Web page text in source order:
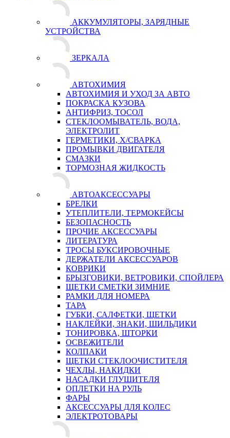
АККУМУЛЯТОРЫ, ЗАРЯДНЫЕ
УСТРОЙСТВА
ЗЕРКАЛА
АВТОХИМИЯ
АВТОХИМИЯ И УХОД ЗА АВТО
ПОКРАСКА КУЗОВА
АНТИФРИЗ, ТОСОЛ
СТЕКЛООМЫВАТЕЛЬ, ВОДА,
ЭЛЕКТРОЛИТ
ГЕРМЕТИКИ, Х/СВАРКА
ПРОМЫВКИ ДВИГАТЕЛЯ
СМАЗКИ
ТОРМОЗНАЯ ЖИДКОСТЬ
АВТОАКСЕССУАРЫ
БРЕЛКИ
УТЕПЛИТЕЛИ, ТЕРМОКЕЙСЫ
БЕЗОПАСНОСТЬ
ПРОЧИЕ АКСЕССУАРЫ
ЛИТЕРАТУРА
ТРОСЫ БУКСИРОВОЧНЫЕ
ДЕРЖАТЕЛИ АКСЕССУАРОВ
КОВРИКИ
БРЫЗГОВИКИ, ВЕТРОВИКИ, СПОЙЛЕРА
ЩЕТКИ СМЕТКИ ЗИМНИЕ
РАМКИ ДЛЯ НОМЕРА
ТАРА
ГУБКИ, САЛФЕТКИ, ЩЕТКИ
НАКЛЕЙКИ, ЗНАКИ, ШИЛЬДИКИ
ТОНИРОВКА, ШТОРКИ
ОСВЕЖИТЕЛИ
КОЛПАКИ
ЩЕТКИ СТЕКЛООЧИСТИТЕЛЯ
ЧЕХЛЫ, НАКИДКИ
НАСАДКИ ГЛУШИТЕЛЯ
ОПЛЕТКИ НА РУЛЬ
ФАРЫ
АКСЕССУАРЫ ДЛЯ КОЛЕС
ЭЛЕКТРОТОВАРЫ